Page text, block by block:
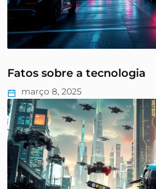
Fatos sobre a tecnologia
março 8, 2025